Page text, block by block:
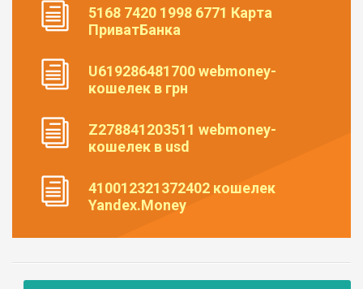
5168 7420 1998 6771 Карта
ПриватБанка
U619286481700 webmoney-
кошелек в грн
Z278841203511 webmoney-
кошелек в usd
410012321372402 кошелек
Yandex.Money